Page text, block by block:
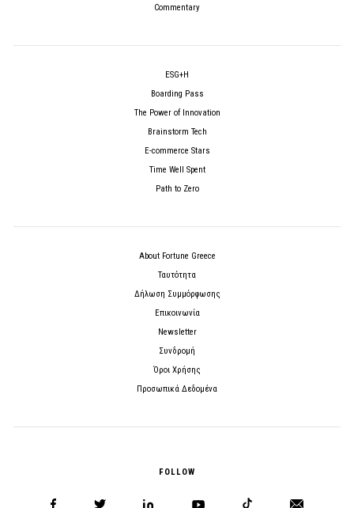
Commentary
ESG+H
Boarding Pass
The Power of Innovation
Brainstorm Tech
E-commerce Stars
Time Well Spent
Path to Zero
About Fortune Greece
Ταυτότητα
Δήλωση Συμμόρφωσης
Επικοινωνία
Newsletter
Συνδρομή
Όροι Χρήσης
Προσωπικά Δεδομένα
FOLLOW